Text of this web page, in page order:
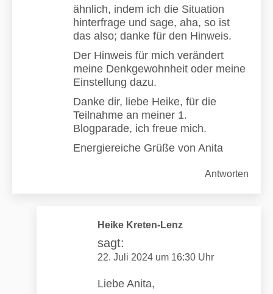
ähnlich, indem ich die Situation
hinterfrage und sage, aha, so ist
das also; danke für den Hinweis.
Der Hinweis für mich verändert
meine Denkgewohnheit oder meine
Einstellung dazu.
Danke dir, liebe Heike, für die
Teilnahme an meiner 1.
Blogparade, ich freue mich.
Energiereiche Grüße von Anita
Antworten
Heike Kreten-Lenz
sagt:
22. Juli 2024 um 16:30 Uhr
Liebe Anita,